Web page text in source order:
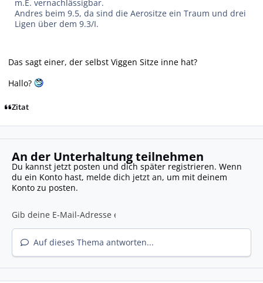
m.E. vernachlässigbar.
Andres beim 9.5, da sind die Aerositze ein Traum und drei
Ligen über dem 9.3/I.
Das sagt einer, der selbst Viggen Sitze inne hat?
Hallo?
Zitat
An der Unterhaltung teilnehmen
Du kannst jetzt posten und dich später registrieren. Wenn
du ein Konto hast, melde dich jetzt an, um mit deinem
Konto zu posten.
Auf dieses Thema antworten...